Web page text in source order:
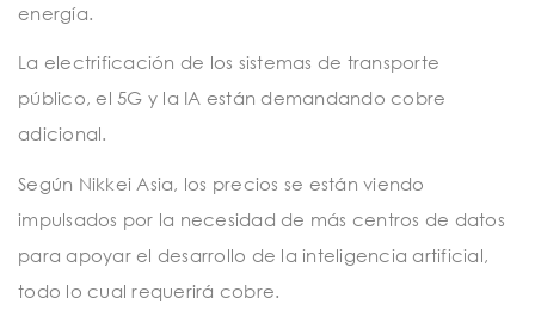
energía.
La electrificación de los sistemas de transporte
público, el 5G y la IA están demandando cobre
adicional.
Según Nikkei Asia, los precios se están viendo
impulsados por la necesidad de más centros de datos
para apoyar el desarrollo de la inteligencia artificial,
todo lo cual requerirá cobre.